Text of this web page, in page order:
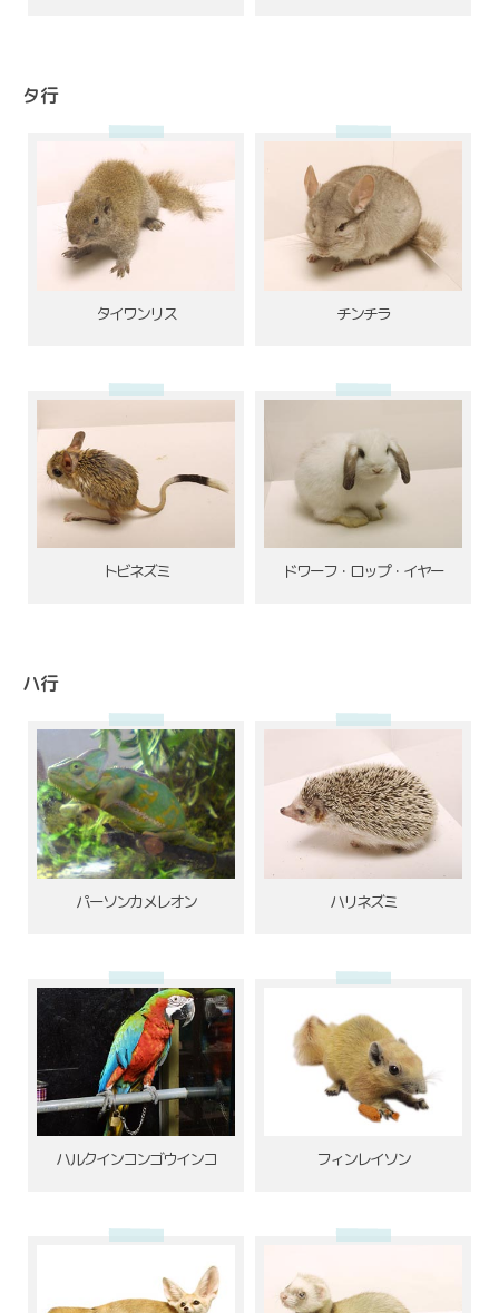
タ行
タイワンリス チンチラ
トビネズミ ドワーフ・ロップ・イヤー
ハ行
パーソンカメレオン ハリネズミ
ハルクインコンゴウインコ フィンレイソン